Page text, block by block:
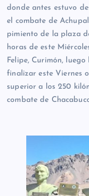
donde antes estuvo
el combate de
pimiento de la plaza
horas de este
Felipe, Curimón,
finalizar este Viernes
superior a los 250
combate de